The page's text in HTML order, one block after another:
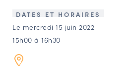
CONTACT
Agenda
DATES ET HORAIRES
Le mercredi 15 juin 2022
15h00 à 16h30